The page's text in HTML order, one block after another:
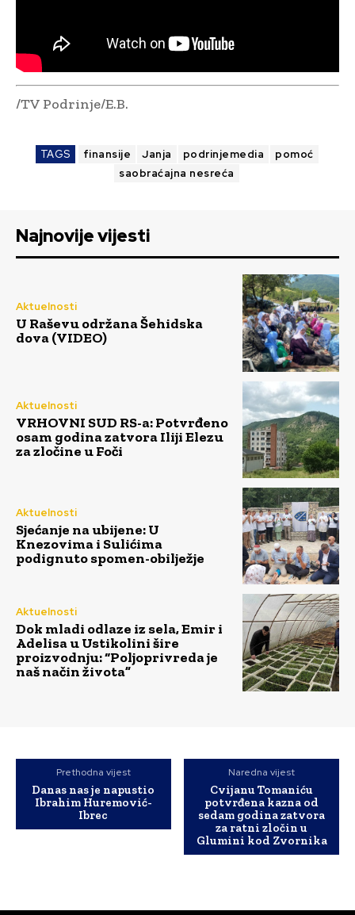
/TV Podrinje/E.B.
TAGS finansije Janja podrinjemedia
pomoć
saobraćajna nesreća
Najnovije vijesti
Aktuelnosti
U Raševu održana Šehidska
dova (VIDEO)
Aktuelnosti
VRHOVNI SUD RS-a: Potvrđeno
osam godina zatvora Iliji Elezu
za zločine u Foči
Aktuelnosti
Sjećanje na ubijene: U
Knezovima i Sulićima
podignuto spomen-obilježje
Aktuelnosti
Dok mladi odlaze iz sela, Emir i
Adelisa u Ustikolini šire
proizvodnju: “Poljoprivreda je
naš način života”
Prethodna vijest
Danas nas je napustio
Ibrahim Huremović-
Ibrec
Naredna vijest
Cvijanu Tomaniću
potvrđena kazna od
sedam godina zatvora
za ratni zločin u
Glumini kod Zvornika